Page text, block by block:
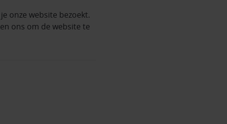
onze website bezoekt.
ons om de website te